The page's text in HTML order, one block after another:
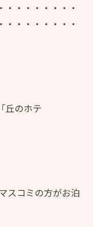
・・・・・・・・
・・・・・・・・
丘のホテ
スコミの方がお泊